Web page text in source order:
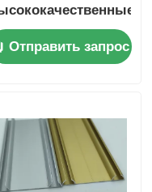
для
дверей
дверей
Отправить запрос